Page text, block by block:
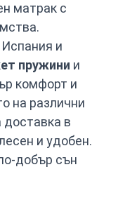
матрак с
и
пружини и
комфорт и
на различни
доставка в
и удобен.
добър сън